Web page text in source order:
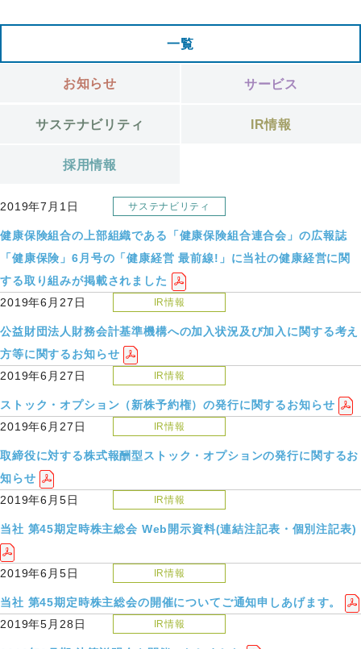
一覧
お知らせ サービス
サステナビリティ IR情報
採用情報
2019年7月1日 サステナビリティ
健康保険組合の上部組織である「健康保険組合連合会」の広報誌
「健康保険」6月号の「健康経営 最前線!」に当社の健康経営に関
する取り組みが掲載されました
2019年6月27日
IR情報
公益財団法人財務会計基準機構への加入状況及び加入に関する考え
方等に関するお知らせ
2019年6月27日
IR情報
ストック・オプション（新株予約権）の発行に関するお知らせ
2019年6月27日
IR情報
取締役に対する株式報酬型ストック・オプションの発行に関するお
知らせ
2019年6月5日
IR情報
当社 第45期定時株主総会 Web開示資料(連結注記表・個別注記表)
2019年6月5日 IR情報
当社 第45期定時株主総会の開催についてご通知申しあげます。
2019年5月28日
IR情報